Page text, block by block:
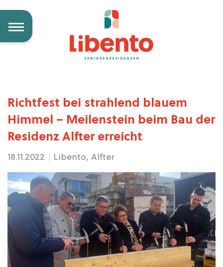
Richtfest bei strahlend blauem
Himmel – Meilenstein beim Bau der
Residenz Alfter erreicht
18.11.2022 Libento, Alfter